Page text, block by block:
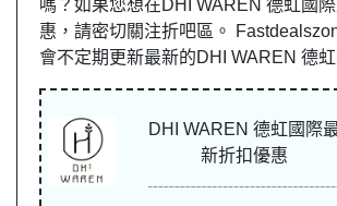
嗎？如果您想在DHI WAREN 德虹國
惠，請密切關注折吧區。
會不定期更新最新的DHI WAREN 德
DHI WAREN 德虹國際
新折扣優惠